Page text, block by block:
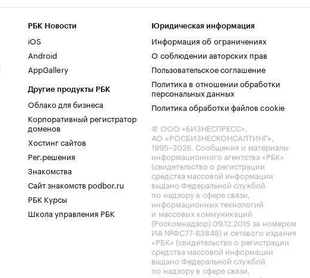
РБК Новости
iOS
Android
AppGallery
Другие продукты РБК
Облако для бизнеса
Корпоративный регистратор
доменов
Хостинг сайтов
Рег.решения
Знакомства
Сайт знакомств podbor.ru
РБК Курсы
Школа управления РБК
Юридическая информация
Информация об ограничениях
О соблюдении авторских прав
Пользовательское соглашение
Политика в отношении обработки
персональных данных
Политика обработки файлов cookie
© ООО «БИЗНЕСПРЕСС»,
АО «РОСБИЗНЕСКОНСАЛТИНГ»,
1995–2026. Сообщения и материалы
информационного агентства «РБК»
(свидетельство о регистрации
средства массовой информации
выдано Федеральной службой
по надзору в сфере связи,
информационных технологий
и массовых коммуникаций
(Роскомнадзор) 09.12.2015 за номером
ИА №ФС77-63848) и сетевого издания
«РБК» (свидетельство о регистрации
средства массовой информации
выдано Федеральной службой
по надзору в сфере связи,